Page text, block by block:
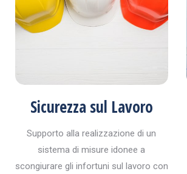
Sicurezza sul Lavoro
Supporto alla realizzazione di un
sistema di misure idonee a
scongiurare gli infortuni sul lavoro con